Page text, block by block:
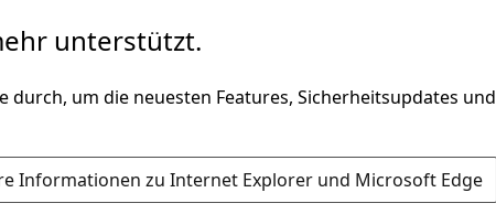
unterstützt.
durch, um die neuesten Features, Sicherheitsupdates und
Informationen zu Internet Explorer und Microsoft Edge